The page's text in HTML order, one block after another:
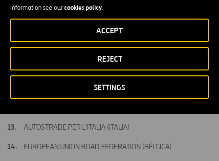
information see ourcookies policy.
SETTINGS
REJECT
ACCEPT
UNIVERSIDAD DE BATH (REINO UNIDO)
LOUIS BERGER (ESPAÑA)
INGENIERÍA Y CONSERVACIÓN CONTRA INCENDIOS (ESPAÑA)
INFRAESTRUTURAS DE PORTUGAL (PORTUGAL)
AUTOSTRADE PER L’ITALIA (ITALIA)
EUROPEAN UNION ROAD FEDERATION (BÉLGICA)